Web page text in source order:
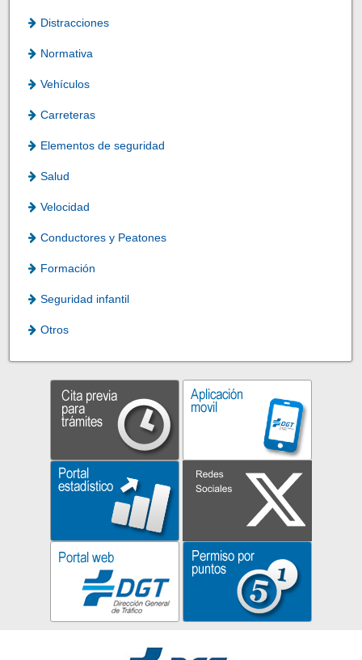
Distracciones
Normativa
Vehículos
Carreteras
Elementos de seguridad
Salud
Velocidad
Conductores y Peatones
Formación
Seguridad infantil
Otros